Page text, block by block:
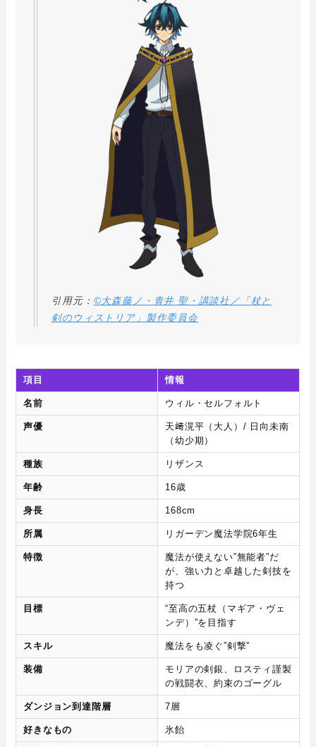
引用元： ©大森藤ノ・青井 聖・講談社／「杖と
剣のウィストリア」製作委員会
項目 情報
名前 ウィル・セルフォルト
声優
天﨑滉平（大人）/ 日向未南
（幼少期）
種族 リザンス
年齢 16歳
身長 168cm
所属 リガーデン魔法学院6年生
特徴
魔法が使えない”無能者”だ
が、強い力と卓越した剣技を
持つ
目標
“至高の五杖（マギア・ヴェ
ンデ）”を目指す
スキル 魔法をも凌ぐ”剣撃”
装備
モリアの剣銀、ロスティ謹製
の戦闘衣、約束のゴーグル
ダンジョン到達階層 7層
好きなもの 氷飴